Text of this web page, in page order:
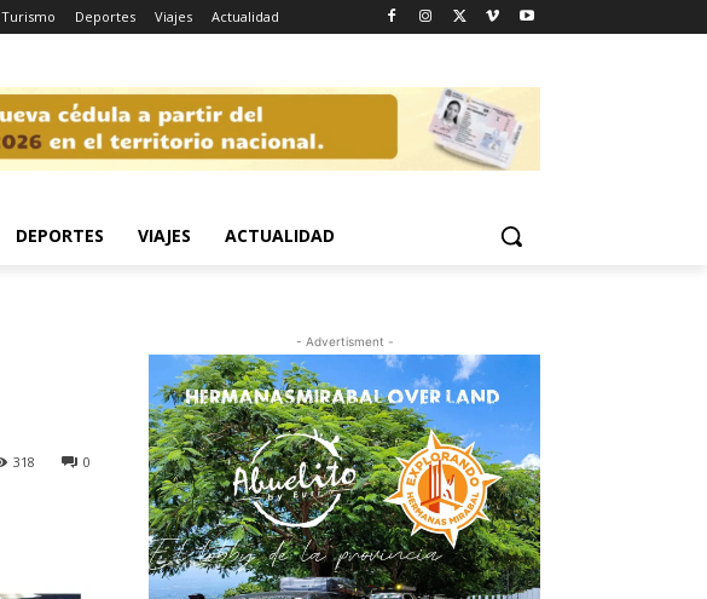
Turismo Deportes Viajes Actualidad
DEPORTES VIAJES ACTUALIDAD
0
318
- Advertisment -